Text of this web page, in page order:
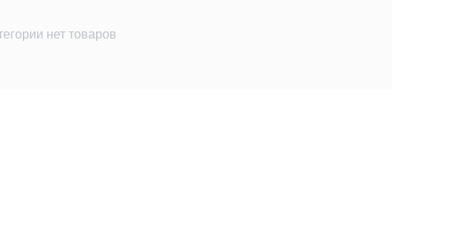
нет товаров